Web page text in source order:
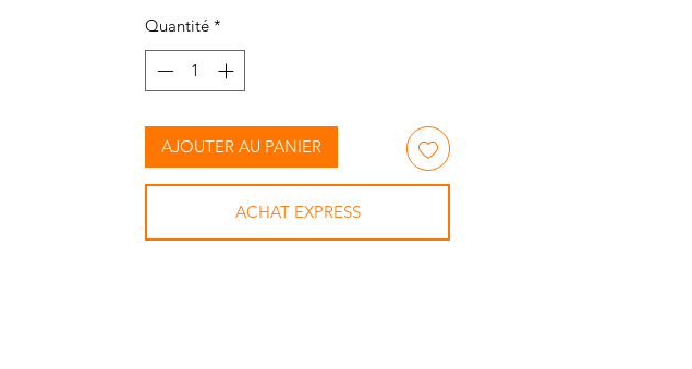
Quantité *
AJOUTER AU PANIER
ACHAT EXPRESS